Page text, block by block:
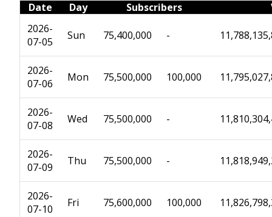
Date
Day Subscribers
2026-
07-05
Sun 75,400,000 -
2026-
07-06
Mon 75,500,000 100,000
2026-
07-08
Wed 75,500,000 -
2026-
07-09
Thu 75,500,000 -
2026-
07-10
Fri 75,600,000 100,000